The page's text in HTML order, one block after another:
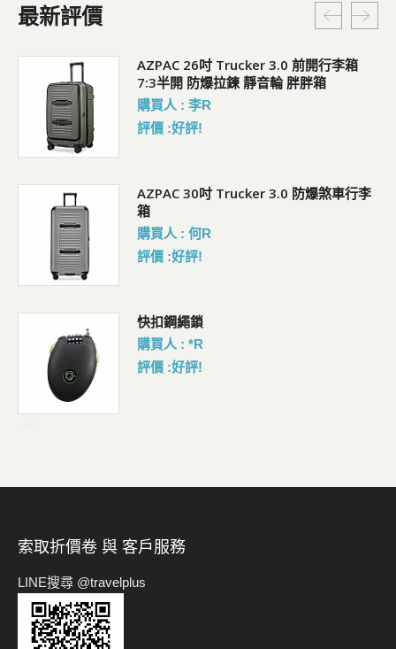
最新評價
AZPAC 26吋 Trucker 3.0 前開行李箱
7:3半開 防爆拉鍊 靜音輪 胖胖箱
購買人 : 李R
評價 :好評!
AZPAC 30吋 Trucker 3.0 防爆煞車行李
箱
購買人 : 何R
評價 :好評!
快扣鋼繩鎖
購買人 : *R
評價 :好評!
索取折價卷 與 客戶服務
LINE搜尋 @travelplus